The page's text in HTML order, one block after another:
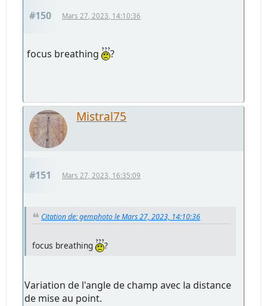
#150 Mars 27, 2023, 14:10:36
focus breathing ?
Mistral75
#151 Mars 27, 2023, 16:35:09
Citation de: gemphoto le Mars 27, 2023, 14:10:36
focus breathing ?
Variation de l'angle de champ avec la distance
de mise au point.